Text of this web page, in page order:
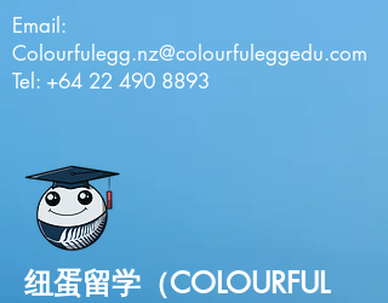
Email:
Colourfulegg.nz@colourfuleggedu.com
Tel: +64 22 490 8893
纽蛋留学（COLOURFUL